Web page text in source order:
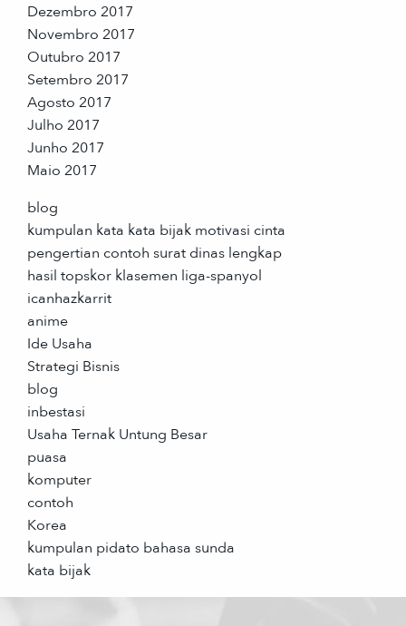
Dezembro 2017
Novembro 2017
Outubro 2017
Setembro 2017
Agosto 2017
Julho 2017
Junho 2017
Maio 2017
blog
kumpulan kata kata bijak motivasi cinta
pengertian contoh surat dinas lengkap
hasil topskor klasemen liga-spanyol
icanhazkarrit
anime
Ide Usaha
Strategi Bisnis
blog
inbestasi
Usaha Ternak Untung Besar
puasa
komputer
contoh
Korea
kumpulan pidato bahasa sunda
kata bijak